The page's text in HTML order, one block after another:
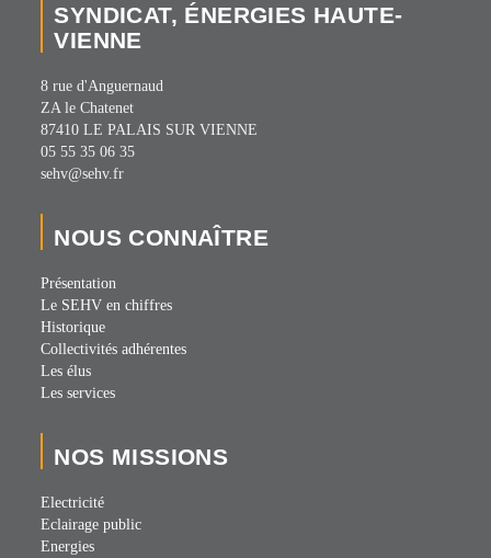
SYNDICAT, ÉNERGIES HAUTE-
VIENNE
8 rue d'Anguernaud
ZA le Chatenet
87410 LE PALAIS SUR VIENNE
05 55 35 06 35
sehv@sehv.fr
NOUS CONNAÎTRE
Présentation
Le SEHV en chiffres
Historique
Collectivités adhérentes
Les élus
Les services
NOS MISSIONS
Electricité
Eclairage public
Energies